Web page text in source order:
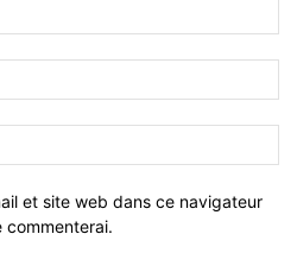
et site web dans ce navigateur
commenterai.